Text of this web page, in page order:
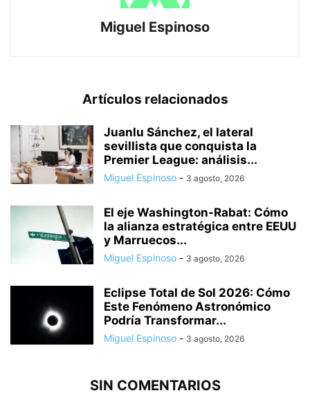
Miguel Espinoso
Artículos relacionados
Juanlu Sánchez, el lateral
sevillista que conquista la
Premier League: análisis...
Miguel Espinoso - 3 agosto, 2026
El eje Washington-Rabat: Cómo
la alianza estratégica entre EEUU
y Marruecos...
Miguel Espinoso - 3 agosto, 2026
Eclipse Total de Sol 2026: Cómo
Este Fenómeno Astronómico
Podría Transformar...
Miguel Espinoso - 3 agosto, 2026
SIN COMENTARIOS